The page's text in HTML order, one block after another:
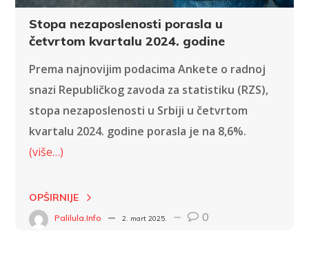
Stopa nezaposlenosti porasla u
četvrtom kvartalu 2024. godine
Prema najnovijim podacima Anketе o radnoj
snazi Republičkog zavoda za statistiku (RZS),
stopa nezaposlenosti u Srbiji u četvrtom
kvartalu 2024. godine porasla je na 8,6%.
(više…)
OPŠIRNIJE
Palilula.info 2. mart 2025. 0